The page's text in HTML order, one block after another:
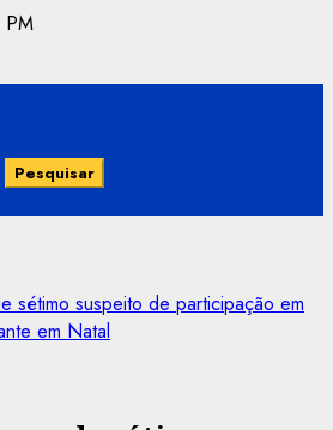
PM
sétimo suspeito de participação em
em Natal